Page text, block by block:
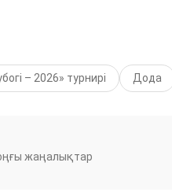
– 2026» турнирі Дода
жаңалықтар